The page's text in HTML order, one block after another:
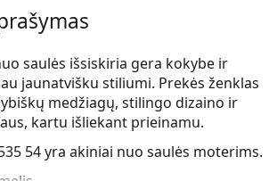
saulės išsiskiria gera kokybe ir
jaunatvišku stiliumi. Prekės ženklas
medžiagų, stilingo dizaino ir
kartu išliekant prieinamu.
54yra akiniai nuo saulės moterims.